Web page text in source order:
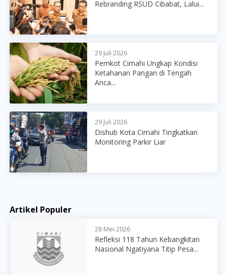
Rebranding RSUD Cibabat, Lalui...
29 Juli 2026
Pemkot Cimahi Ungkap Kondisi
Ketahanan Pangan di Tengah
Anca...
29 Juli 2026
Dishub Kota Cimahi Tingkatkan
Monitoring Parkir Liar
Artikel Populer
28 Mei 2026
Refleksi 118 Tahun Kebangkitan
Nasional Ngatiyana Titip Pesa...